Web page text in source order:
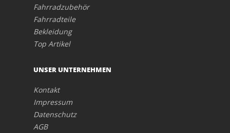
Fahrradzubehör
Fahrradteile
Bekleidung
Top Artikel
UNSER UNTERNEHMEN
Kontakt
Impressum
Datenschutz
AGB